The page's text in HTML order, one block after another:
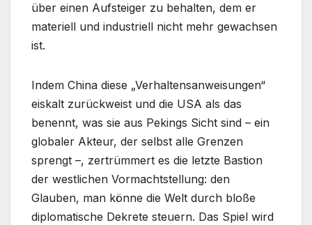
über einen Aufsteiger zu behalten, dem er
materiell und industriell nicht mehr gewachsen
ist.
Indem China diese „Verhaltensanweisungen“
eiskalt zurückweist und die USA als das
benennt, was sie aus Pekings Sicht sind – ein
globaler Akteur, der selbst alle Grenzen
sprengt –, zertrümmert es die letzte Bastion
der westlichen Vormachtstellung: den
Glauben, man könne die Welt durch bloße
diplomatische Dekrete steuern. Das Spiel wird